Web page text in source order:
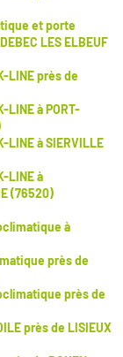
et porte
LES ELBEUF
LINE près de
à PORT-
à SIERVILLE
LINE à
(76520)
à
près de
près de
près de LISIEUX